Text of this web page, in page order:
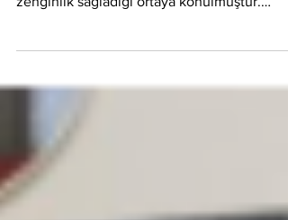
yüzeylerinin sanat seramiklerinde biçimsel
DEVAMI